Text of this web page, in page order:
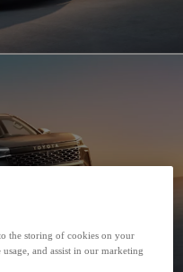
the storing of cookies on your
and assist in our marketing